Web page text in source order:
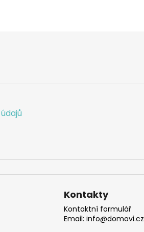
Kontakty
Kontaktní formulář
Email: info@domovi.cz